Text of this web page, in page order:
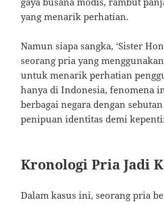
yang menarik perhatian.
Namun siapa sangka, ‘Sister
seorang pria yang
untuk menarik perhatian
hanya di Indonesia, fenomena
berbagai negara dengan sebutan
penipuan identitas demi
Kronologi Pria Jadi
Dalam kasus ini, seorang pria